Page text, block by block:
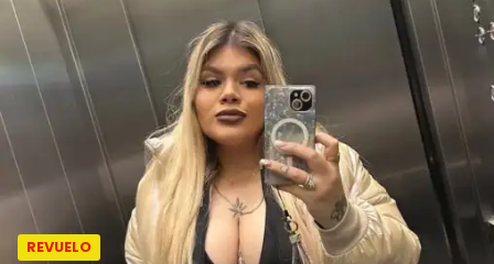
REVUELO